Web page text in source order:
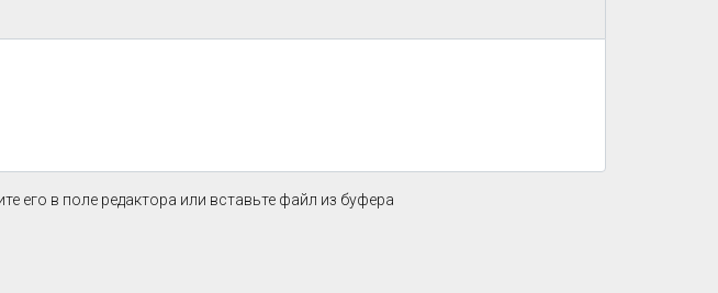
его в поле редактора или вставьте файл из буфера